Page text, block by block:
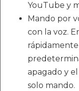
YouTube y
Mando por
con la voz.
apagado y
solo mando.